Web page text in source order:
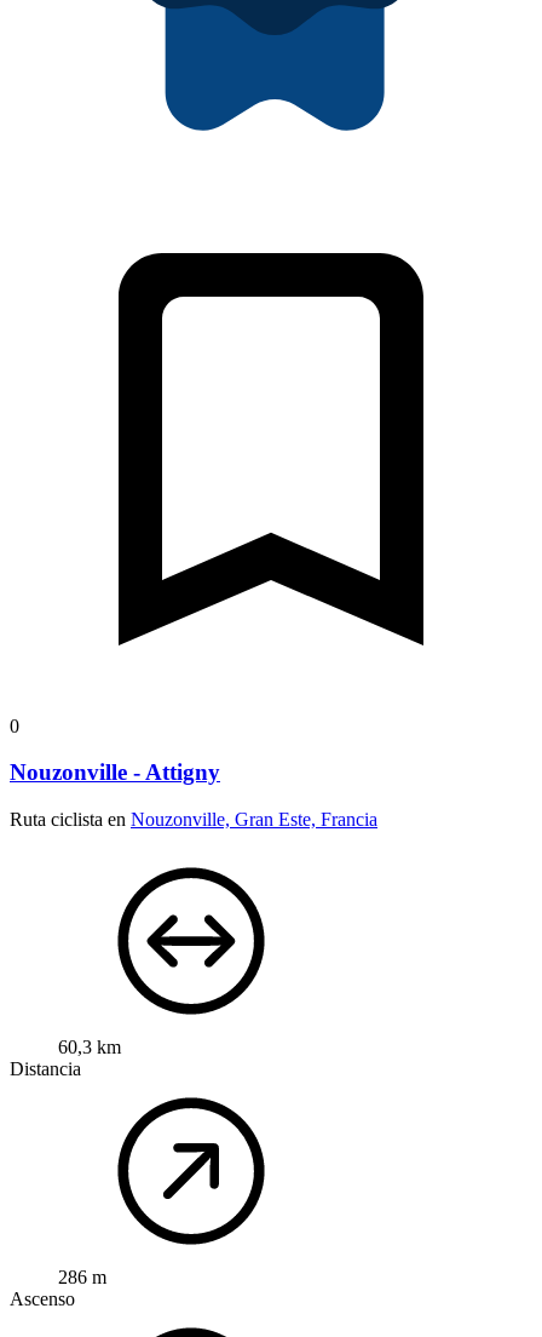
0
Nouzonville - Attigny
Ruta ciclista en Nouzonville, Gran Este, Francia
60,3 km
Distancia
286 m
Ascenso